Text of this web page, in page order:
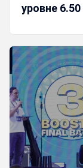
уровне 6.50